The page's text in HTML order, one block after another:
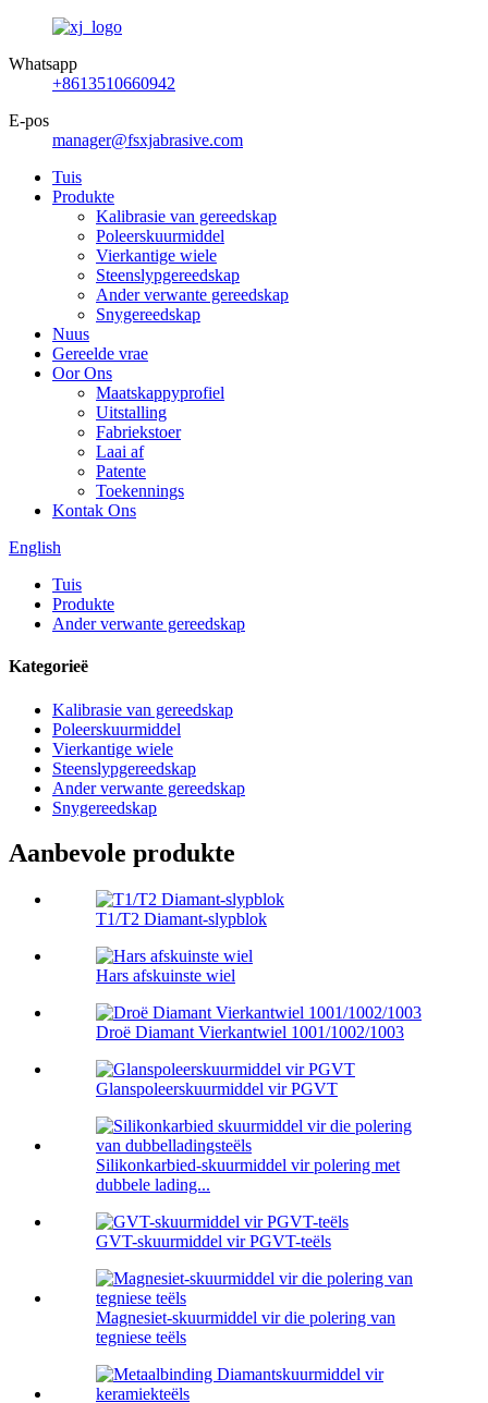
Whatsapp
+8613510660942
E-pos
manager@fsxjabrasive.com
Tuis
Produkte
Kalibrasie van gereedskap
Poleerskuurmiddel
Vierkantige wiele
Steenslypgereedskap
Ander verwante gereedskap
Snygereedskap
Nuus
Gereelde vrae
Oor Ons
Maatskappyprofiel
Uitstalling
Fabriekstoer
Laai af
Patente
Toekennings
Kontak Ons
English
Tuis
Produkte
Ander verwante gereedskap
Kategorieë
Kalibrasie van gereedskap
Poleerskuurmiddel
Vierkantige wiele
Steenslypgereedskap
Ander verwante gereedskap
Snygereedskap
Aanbevole produkte
T1/T2 Diamant-slypblok
Hars afskuinste wiel
Droë Diamant Vierkantwiel 1001/1002/1003
Glanspoleerskuurmiddel vir PGVT
Silikonkarbied-skuurmiddel vir polering met
dubbele lading...
GVT-skuurmiddel vir PGVT-teëls
Magnesiet-skuurmiddel vir die polering van
tegniese teëls